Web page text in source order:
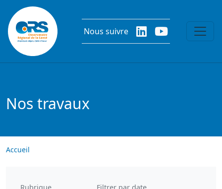
Aller au contenu principal
Nous suivre
Nos travaux
Accueil